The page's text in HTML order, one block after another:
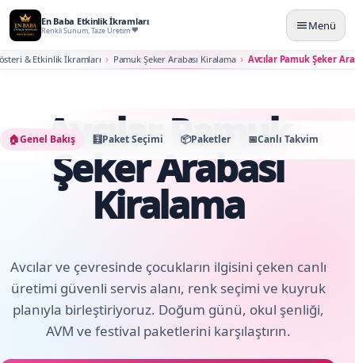
En Baba Etkinlik İkramları
Renkli Sunum, Taze Üretim Menü
& Etkinlik İkramları Pamuk Şeker Arabası Kiralama Avcılar Pamuk Şeker
🏠Genel Bakış 🧮Paket Seçimi 📦Paketler 📅Canlı Takvim
Avcılar Pamuk
Şeker Arabası
Kiralama
Avcılar ve çevresinde çocukların ilgisini çeken canlı
üretimi güvenli servis alanı, renk seçimi ve kuyruk
planıyla birleştiriyoruz. Doğum günü, okul şenliği,
AVM ve festival paketlerini karşılaştırın.